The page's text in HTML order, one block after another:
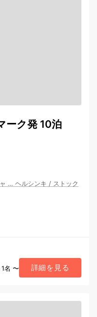
ーク発 10泊
… ヘルシンキ / ストック
名 〜 詳細を見る